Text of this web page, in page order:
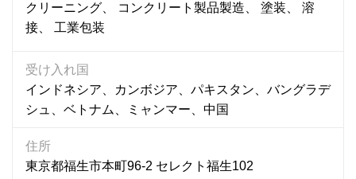
クリーニング コンクリート製品製造 塗装
溶
接
工業包装
受け入れ国
インドネシア、カンボジア、パキスタン、バングラデ
シュ、ベトナム、ミャンマー、中国
住所
東京都福生市本町96-2 セレクト福生102